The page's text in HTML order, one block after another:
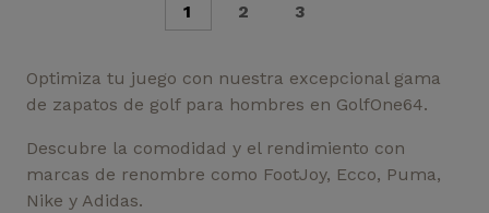
1 2 3
Optimiza tu juego con nuestra excepcional gama
de zapatos de golf para hombres en GolfOne64.
Descubre la comodidad y el rendimiento con
marcas de renombre como FootJoy, Ecco, Puma,
Nike y Adidas.